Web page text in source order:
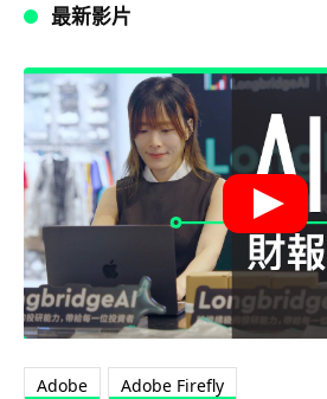
最新影片
Adobe Adobe Firefly